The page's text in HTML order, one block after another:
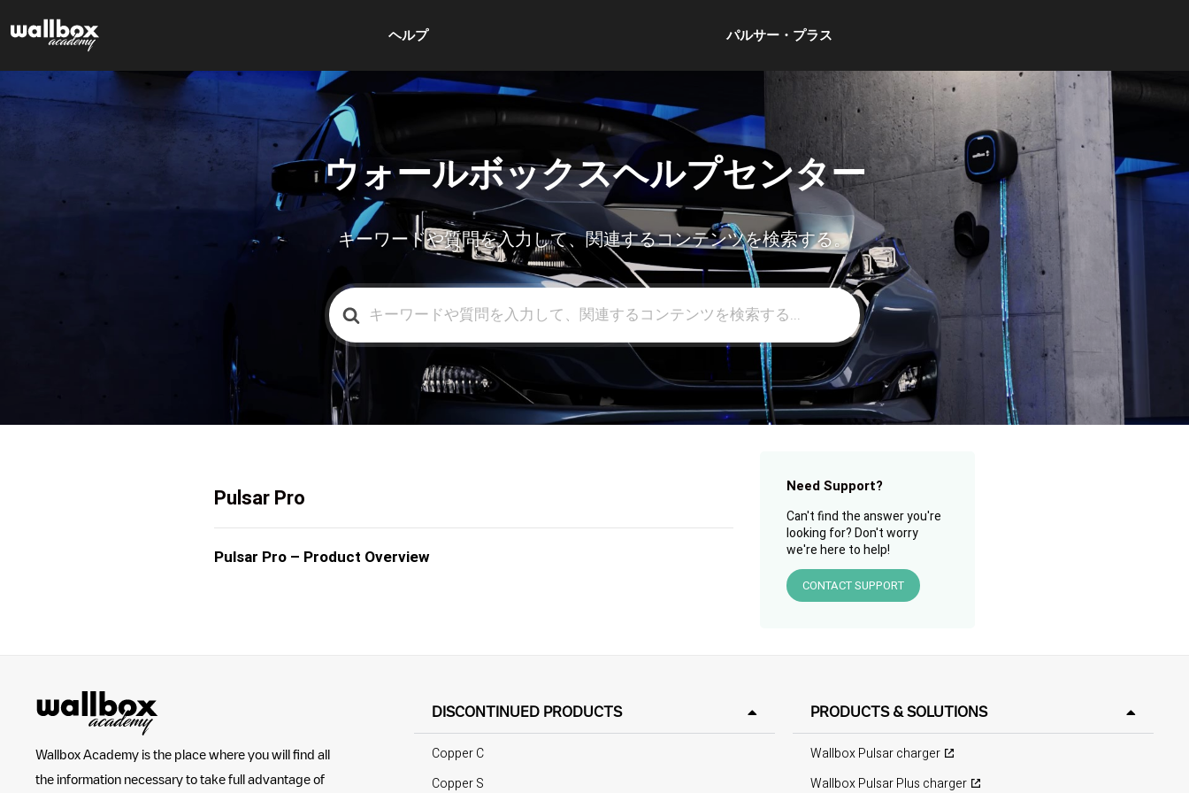
ヘルプ パルサー・プラス
ウォールボックスヘルプセンター
キーワードや質問を入力して、関連するコンテンツを検索する。
検
索
Pulsar Pro
Pulsar Pro – Product Overview
Need Support?
Can't find the answer you're
looking for? Don't worry
we're here to help!
CONTACT SUPPORT
Wallbox Academy is the place where you will find all
the information necessary to take full advantage of
DISCONTINUED PRODUCTS
Copper C
Copper S
PRODUCTS & SOLUTIONS
Wallbox Pulsar charger
Wallbox Pulsar Plus charger